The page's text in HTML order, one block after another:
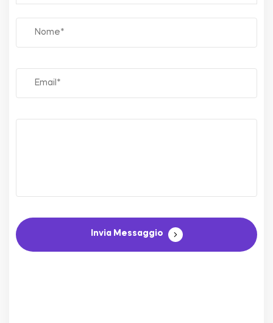
Invia Messaggio